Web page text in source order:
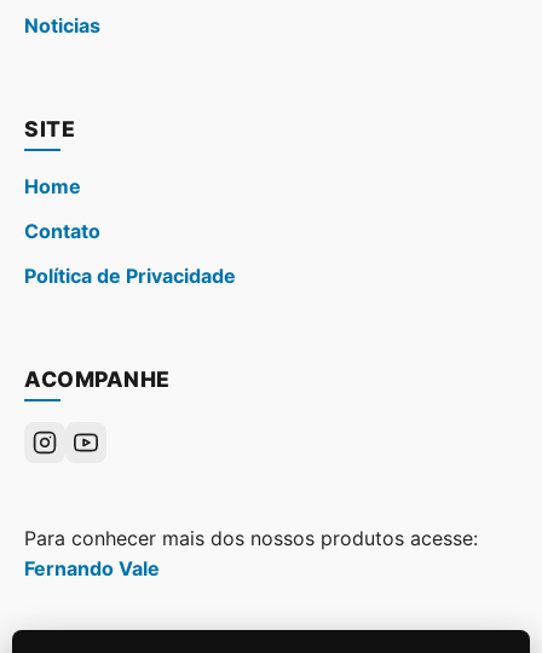
Noticias
SITE
Home
Contato
Política de Privacidade
ACOMPANHE
Para conhecer mais dos nossos produtos acesse:
Fernando Vale